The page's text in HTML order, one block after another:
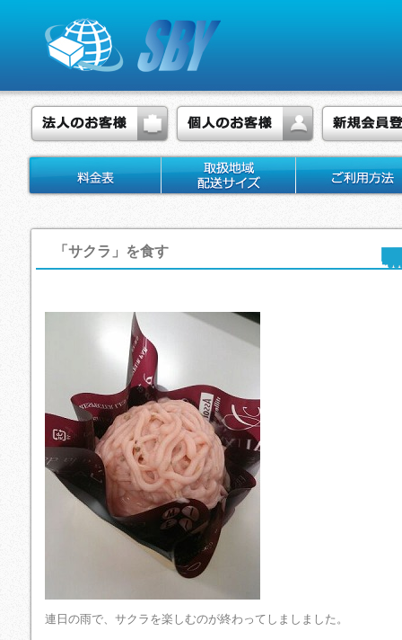
「サクラ」を食す
連日の雨で、サクラを楽しむのが終わってしましました。